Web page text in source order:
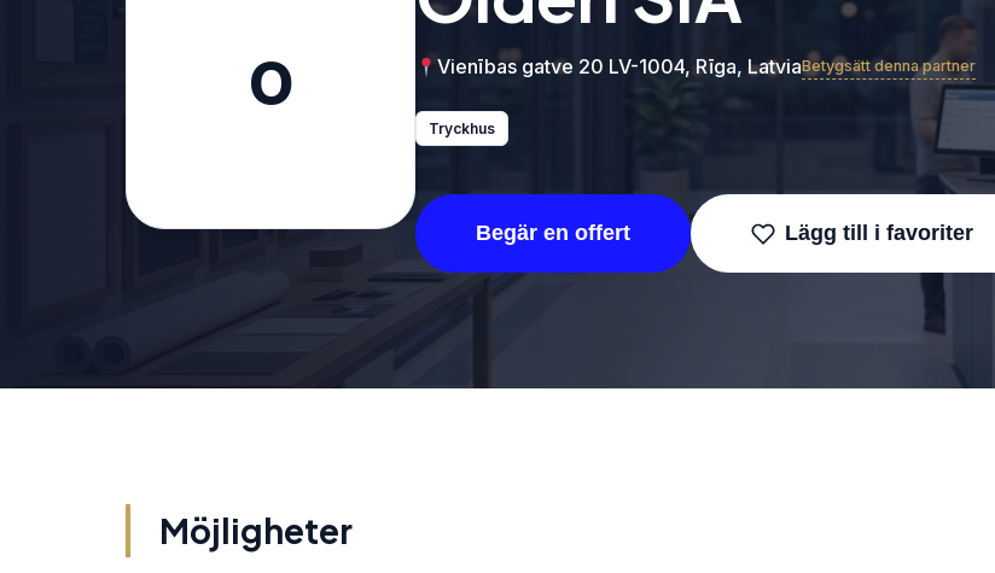
O Vienības gatve 20 LV-1004, Rīga, LatviaBetygsätt denna partner
Tryckhus
Begär en offert Lägg till i favoriter
Möjligheter